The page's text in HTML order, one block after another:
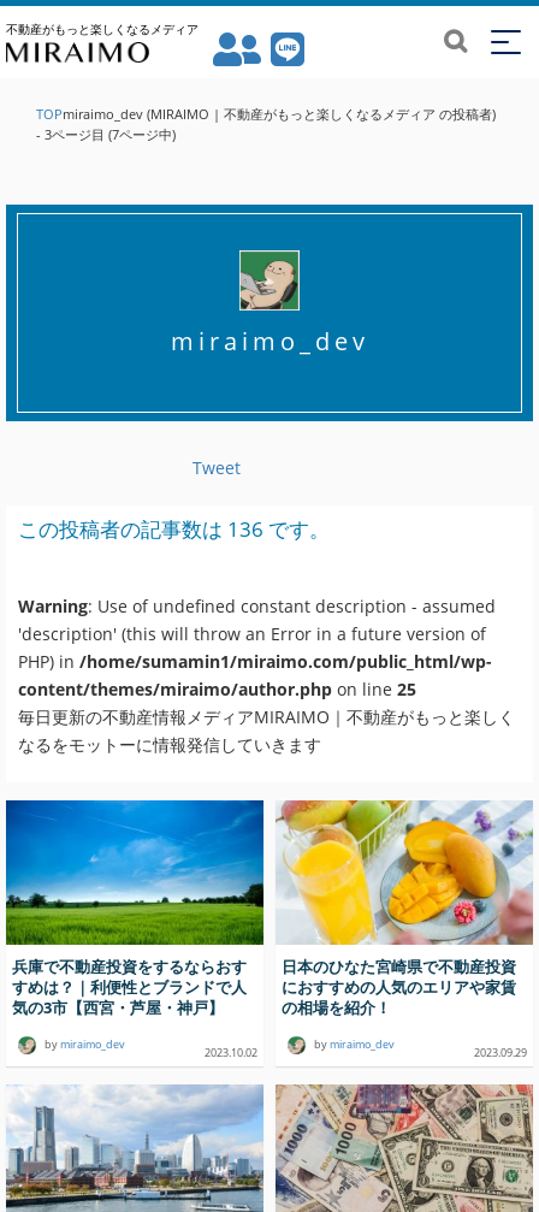
不動産がもっと楽しくなるメディア
TOPmiraimo_dev (MIRAIMO | 不動産がもっと楽しくなるメディア の投稿者)
- 3ページ目 (7ページ中)
miraimo_dev
Tweet
この投稿者の記事数は 136 です。
Warning: Use of undefined constant description - assumed
'description' (this will throw an Error in a future version of
PHP) in /home/sumamin1/miraimo.com/public_html/wp-
content/themes/miraimo/author.php on line 25
毎日更新の不動産情報メディアMIRAIMO｜不動産がもっと楽しく
なるをモットーに情報発信していきます
兵庫で不動産投資をするならおす
すめは？｜利便性とブランドで人
気の3市【西宮・芦屋・神戸】
bymiraimo_dev
2023.10.02
日本のひなた宮崎県で不動産投資
におすすめの人気のエリアや家賃
の相場を紹介！
bymiraimo_dev
2023.09.29